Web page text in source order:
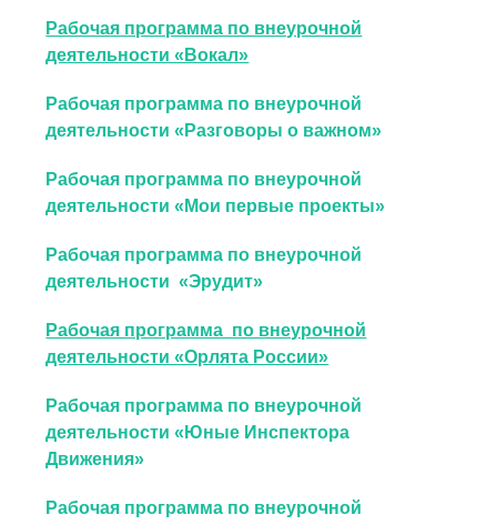
Рабочая программа по внеурочной
деятельности «Вокал»
Рабочая программа по внеурочной
деятельности «Разговоры о важном»
Рабочая программа по внеурочной
деятельности «Мои первые проекты»
Рабочая программа по внеурочной
деятельности «Эрудит»
Рабочая программа по внеурочной
деятельности «Орлята России»
Рабочая программа по внеурочной
деятельности «Юные Инспектора
Движения»
Рабочая программа по внеурочной